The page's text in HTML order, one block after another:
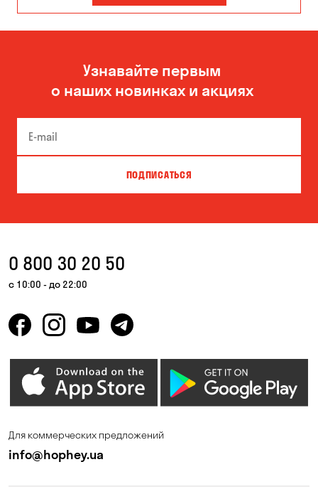
Белая Церковь Белогородка
Великая Северинка Вита-Почтовая
Власовка
Гатное Гнедин
Корсунцы
Кривой Рог Кривуши
Кулеши
Узнавайте первым
о наших новинках и акциях
ПОДПИСАТЬСЯ
0 800 30 20 50
с 10:00 - до 22:00
Для коммерческих предложений
info@hophey.ua